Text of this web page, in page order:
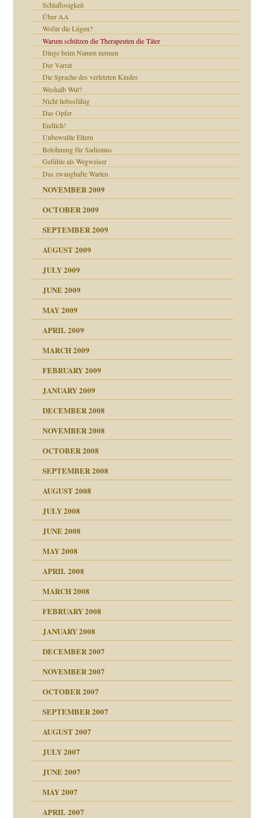
Schlaflosigkeit
Über AA
Wofür die Lügen?
Warum schützen die Therapeuten die Täter
Dinge beim Namen nennen
Der Varrat
Die Sprache des verletzten Kindes
Weshalb Wut?
Nicht liebesfähig
Das Opfer
Endlich!
Unbewußte Eltern
Belohnung für Sadismus
Gefühle als Wegweiser
Das zwanghafte Warten
NOVEMBER 2009
OCTOBER 2009
SEPTEMBER 2009
AUGUST 2009
JULY 2009
JUNE 2009
MAY 2009
APRIL 2009
MARCH 2009
FEBRUARY 2009
JANUARY 2009
DECEMBER 2008
NOVEMBER 2008
OCTOBER 2008
SEPTEMBER 2008
AUGUST 2008
JULY 2008
Juni 2008
JUNE 2008
und Staat
MAY 2008
APRIL 2008
MARCH 2008
FEBRUARY 2008
in meiner
JANUARY 2008
DECEMBER 2007
NOVEMBER 2007
OCTOBER 2007
SEPTEMBER 2007
AUGUST 2007
JULY 2007
JUNE 2007
MAY 2007
APRIL 2007